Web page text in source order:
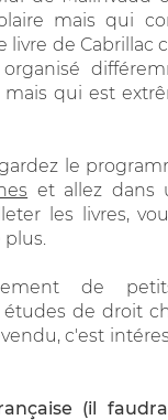
mais qui
livre de Cabrillac
mais qui est
le
et allez dans
les livres,
plus.
de
de droit
c'est
(il